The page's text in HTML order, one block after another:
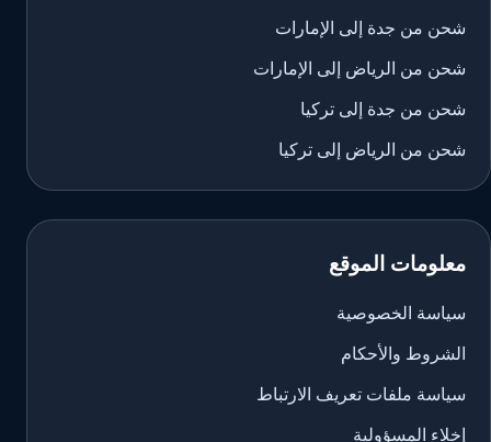
شحن من جدة إلى الإمارات
شحن من الرياض إلى الإمارات
شحن من جدة إلى تركيا
شحن من الرياض إلى تركيا
معلومات الموقع
سياسة الخصوصية
الشروط والأحكام
سياسة ملفات تعريف الارتباط
إخلاء المسؤولية